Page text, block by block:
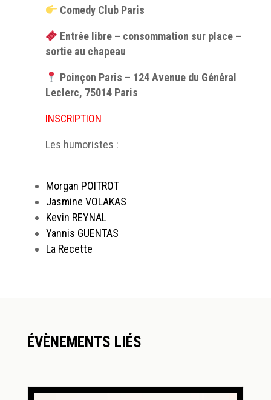
Comedy Club Paris
Entrée libre – consommation sur place –
sortie au chapeau
Poinçon Paris – 124 Avenue du Général
Leclerc, 75014 Paris
INSCRIPTION
Les humoristes :
Morgan POITROT
Jasmine VOLAKAS
Kevin REYNAL
Yannis GUENTAS
La Recette
ÉVÈNEMENTS LIÉS